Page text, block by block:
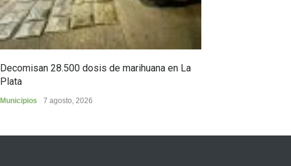
Decomisan 28.500 dosis de marihuana en La
Plata
Municipios 7 agosto, 2026